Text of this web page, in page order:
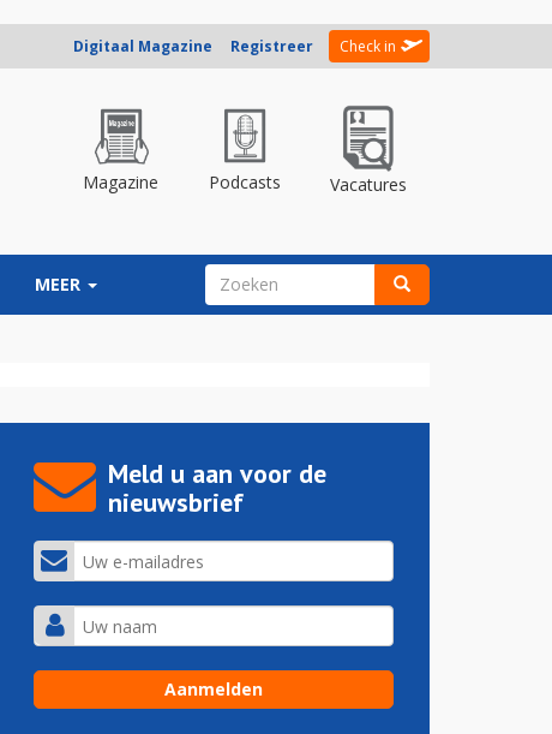
Digitaal Magazine Registreer Check in
Magazine Podcasts Vacatures
MEER ZOEKVELD
Meld u aan voor de
nieuwsbrief